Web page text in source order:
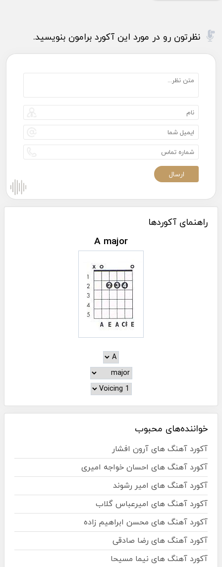
نظرتون رو در مورد این آکورد برامون بنویسید.
راهنمای آکوردها
A major
خواننده‌های محبوب
آکورد آهنگ های آرون افشار
آکورد آهنگ های احسان خواجه امیری
آکورد آهنگ های امیر رشوند
آکورد آهنگ های امیرعباس گلاب
آکورد آهنگ های محسن ابراهیم زاده
آکورد آهنگ های رضا صادقی
آکورد آهنگ های نیما مسیحا